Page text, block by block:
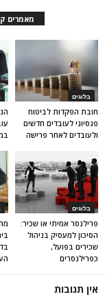
מאמרים
בלוגים
חובת הפקדות לביטוח
פנסיוני לעובדים חדשים
ולעובדים לאחר פרישה
בלוגים
פרילנסר אמיתי או שכיר:
הסיכון למעסיק בניהול
שכירים בפועל,
כפרילנסרים
אין תגובות